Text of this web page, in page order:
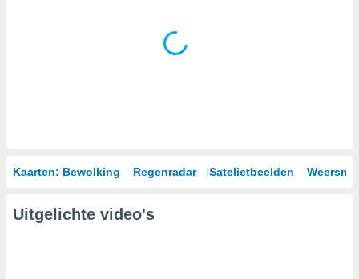
Kaarten: Bewolking Regenradar Satelietbeelden
Uitgelichte video's